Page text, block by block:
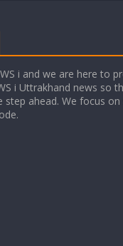
i and we are here to
i Uttrakhand news so
step ahead. We focus